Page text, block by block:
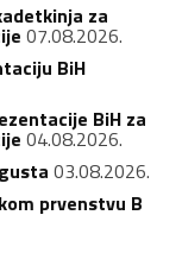
za
07.08.2026.
BiH
BiH za
04.08.2026.
03.08.2026.
prvenstvu B